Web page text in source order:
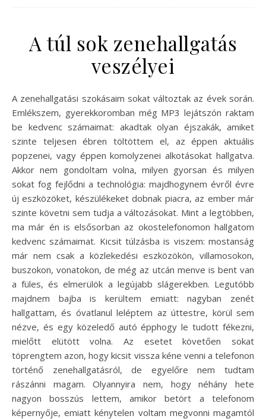
A túl sok zenehallgatás
veszélyei
A zenehallgatási szokásaim sokat változtak az évek során.
Emlékszem, gyerekkoromban még MP3 lejátszón raktam
be kedvenc számaimat: akadtak olyan éjszakák, amiket
szinte teljesen ébren töltöttem el, az éppen aktuális
popzenei, vagy éppen komolyzenei alkotásokat hallgatva.
Akkor nem gondoltam volna, milyen gyorsan és milyen
sokat fog fejlődni a technológia: majdhogynem évről évre
új eszközöket, készülékeket dobnak piacra, az ember már
szinte követni sem tudja a változásokat. Mint a legtöbben,
ma már én is elsősorban az okostelefonomon hallgatom
kedvenc számaimat. Kicsit túlzásba is viszem: mostanság
már nem csak a közlekedési eszközökön, villamosokon,
buszokon, vonatokon, de még az utcán menve is bent van
a füles, és elmerülök a legújabb slágerekben. Legutóbb
majdnem bajba is kerültem emiatt: nagyban zenét
hallgattam, és óvatlanul leléptem az úttestre, körül sem
nézve, és egy közeledő autó épphogy le tudott fékezni,
mielőtt elütött volna. Az esetet követően sokat
töprengtem azon, hogy kicsit vissza kéne venni a telefonon
történő zenehallgatásról, de egyelőre nem tudtam
rászánni magam. Olyannyira nem, hogy néhány hete
nagyon bosszús lettem, amikor betört a telefonom
képernyője, emiatt kénytelen voltam megvonni magamtól